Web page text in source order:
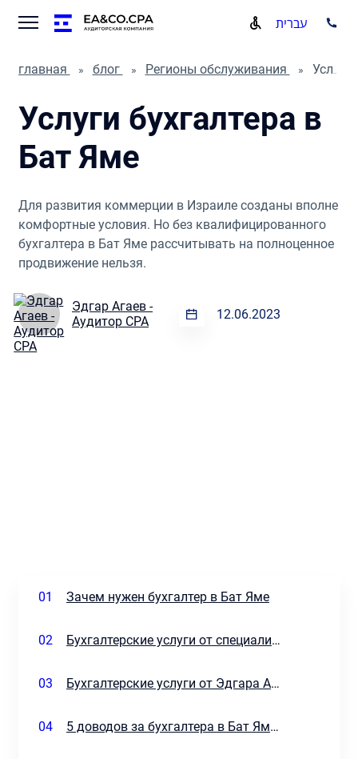
עברית
главная блог Регионы обслуживания Услуги бухгалтера в Бат Яме
Услуги бухгалтера в
Бат Яме
Для развития коммерции в Израиле созданы вполне
комфортные условия. Но без квалифицированного
бухгалтера в Бат Яме рассчитывать на полноценное
продвижение нельзя.
Эдгар Агаев -
Аудитор CPA
12.06.2023
01 Зачем нужен бухгалтер в Бат Яме
02 Бухгалтерские услуги от специализированной компании или бухгалтер в штате
03 Бухгалтерские услуги от Эдгара Агаева комплексно или локально
04 5 доводов за бухгалтера в Бат Яме от команды Эдгара Агаева